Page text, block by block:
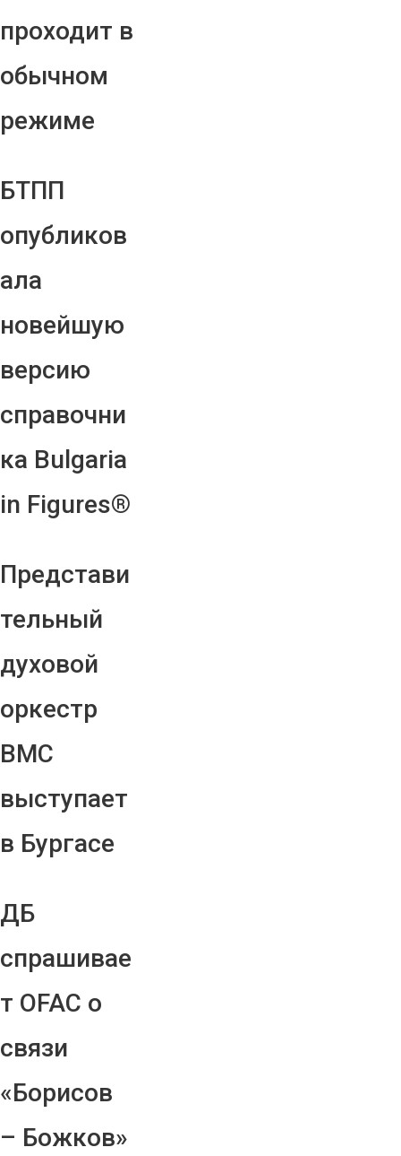
проходит в
обычном
режиме
БТПП
опубликов
ала
новейшую
версию
справочни
ка Bulgaria
in Figures®
Представи
тельный
духовой
оркестр
ВМС
выступает
в Бургасе
ДБ
спрашивае
т OFAC о
связи
«Борисов
– Божков»